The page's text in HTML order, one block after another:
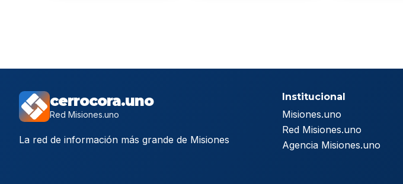
cerrocora.uno
Red Misiones.uno
La red de información más grande de Misiones
Institucional
Misiones.uno
Red Misiones.uno
Agencia Misiones.uno